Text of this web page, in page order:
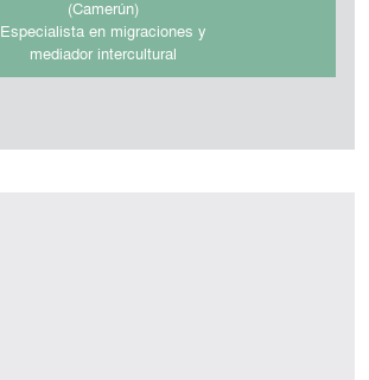
(Camerún)
Especialista en migraciones y
mediador intercultural